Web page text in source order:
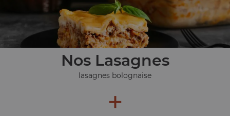
Nos Lasagnes
lasagnes bolognaise
+